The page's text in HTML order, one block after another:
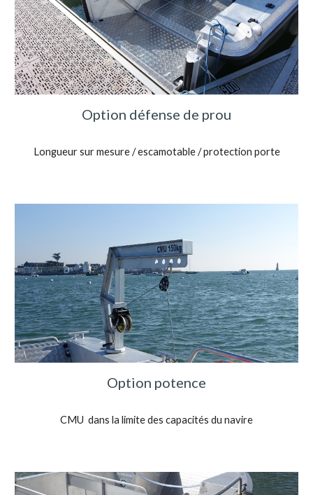
Option défense de prou
Longueur sur mesure / escamotable / protection porte
Option potence
CMU dans la limite des capacités du navire